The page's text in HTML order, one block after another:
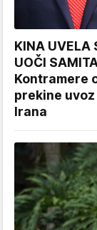
KINA UVELA
UOČI
Kontramere
prekine
Irana